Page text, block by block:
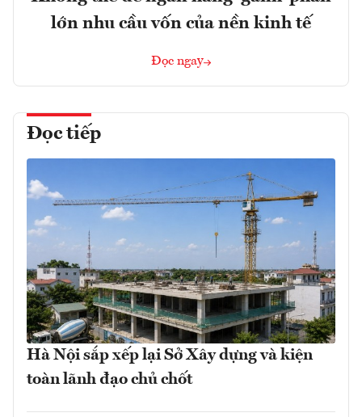
lớn nhu cầu vốn của nền kinh tế
Đọc ngay
Đọc tiếp
Hà Nội sắp xếp lại Sở Xây dựng và kiện
toàn lãnh đạo chủ chốt